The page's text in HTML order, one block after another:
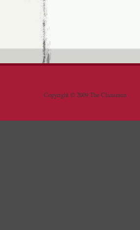
Copyright © 2009 The Clansmen